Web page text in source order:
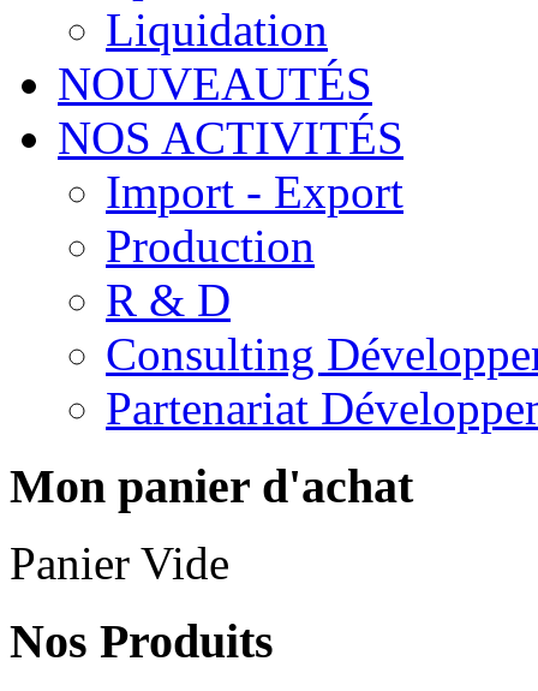
Liquidation
NOUVEAUTÉS
NOS ACTIVITÉS
Import - Export
Production
R & D
Consulting
Partenariat
Mon panier d'achat
Panier Vide
Nos Produits